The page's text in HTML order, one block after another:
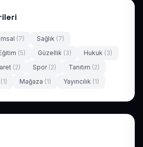
(7) Sağlık (7)
(5) Güzellik (3) Hukuk (3)
(2) Spor (2) Tanıtım (2)
(1) Mağaza (1) Yayıncılık (1)